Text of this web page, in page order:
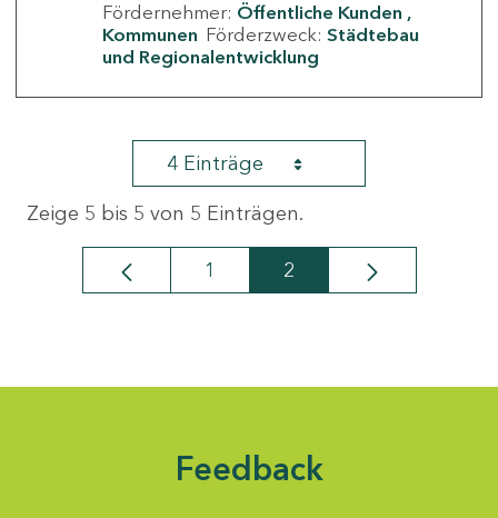
Fördernehmer: Öffentliche Kunden
Kommunen Förderzweck: Städtebau
und Regionalentwicklung
4 Einträge
Zeige 5 bis 5 von 5 Einträgen.
Seite
1 Seite
2
Feedback